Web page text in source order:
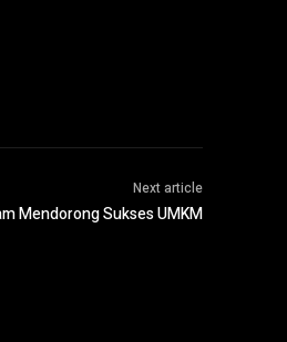
Next article
Mendorong Sukses UMKM